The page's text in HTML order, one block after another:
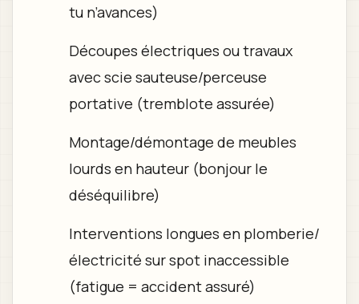
tu n’avances)
Découpes électriques ou travaux
avec scie sauteuse/perceuse
portative (tremblote assurée)
Montage/démontage de meubles
lourds en hauteur (bonjour le
déséquilibre)
Interventions longues en plomberie/
électricité sur spot inaccessible
(fatigue = accident assuré)